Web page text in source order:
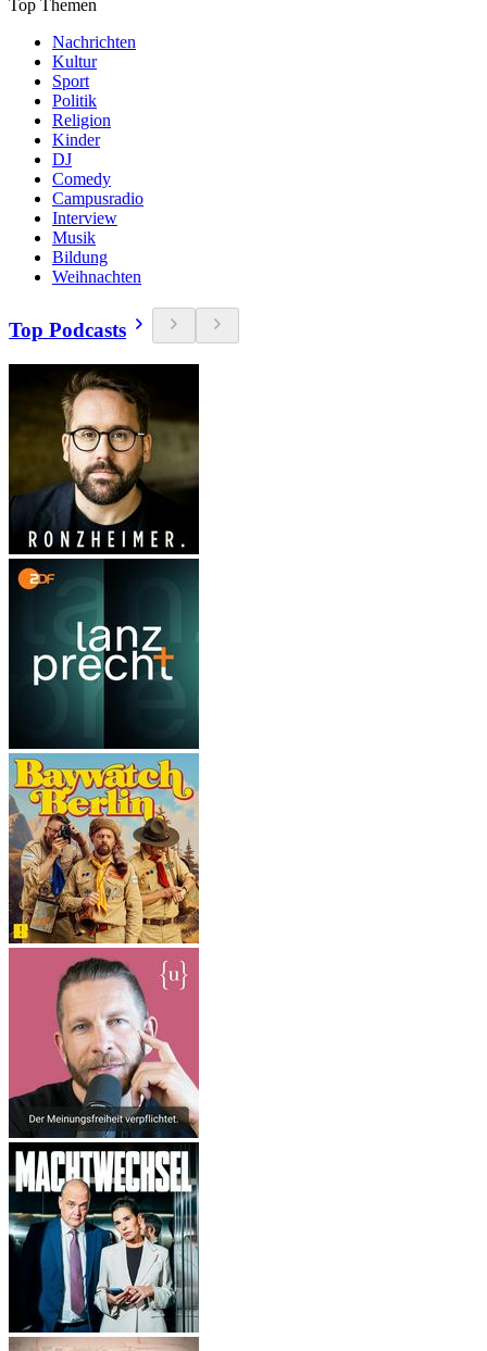
Top Themen
Nachrichten
Kultur
Sport
Politik
Religion
Kinder
DJ
Comedy
Campusradio
Interview
Musik
Bildung
Weihnachten
Top Podcasts